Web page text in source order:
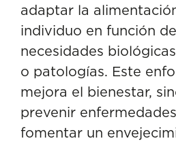
adaptar la
individuo en función
necesidades
o patologías. Este
mejora el bienestar,
prevenir
fomentar un